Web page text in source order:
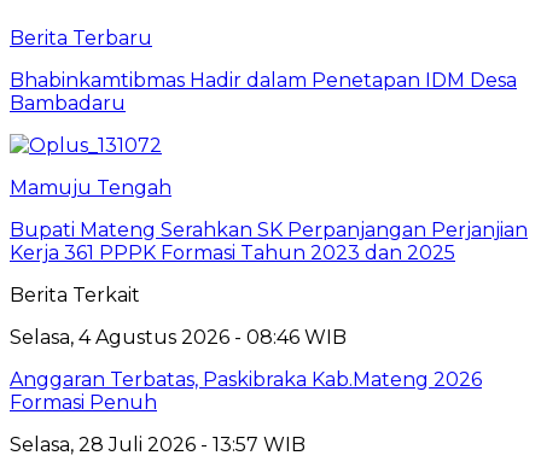
Berita Terbaru
Bhabinkamtibmas Hadir dalam Penetapan IDM Desa
Bambadaru
Mamuju Tengah
Bupati Mateng Serahkan SK Perpanjangan Perjanjian
Kerja 361 PPPK Formasi Tahun 2023 dan 2025
Berita Terkait
Selasa, 4 Agustus 2026 - 08:46 WIB
Anggaran Terbatas, Paskibraka Kab.Mateng 2026
Formasi Penuh
Selasa, 28 Juli 2026 - 13:57 WIB